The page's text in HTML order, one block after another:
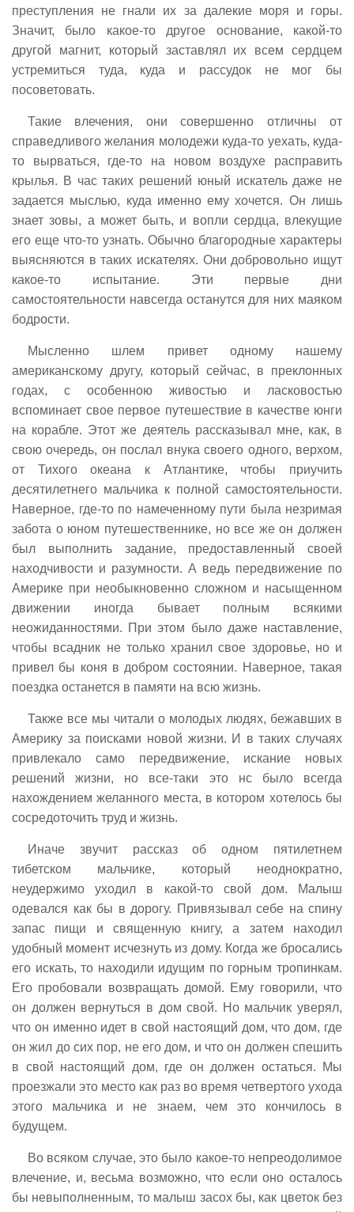
преступления не гнали их за далекие моря и горы.
Значит, было какое-то другое основание, какой-то
другой магнит, который заставлял их всем сердцем
устремиться туда, куда и рассудок не мог бы
посоветовать.
Такие влечения, они совершенно отличны от
справедливого желания молодежи куда-то уехать, куда-
то вырваться, где-то на новом воздухе расправить
крылья. В час таких решений юный искатель даже не
задается мыслью, куда именно ему хочется. Он лишь
знает зовы, а может быть, и вопли сердца, влекущие
его еще что-то узнать. Обычно благородные характеры
выясняются в таких искателях. Они добровольно ищут
какое-то испытание. Эти первые дни
самостоятельности навсегда останутся для них маяком
бодрости.
Мысленно шлем привет одному нашему
американскому другу, который сейчас, в преклонных
годах, с особенною живостью и ласковостью
вспоминает свое первое путешествие в качестве юнги
на корабле. Этот же деятель рассказывал мне, как, в
свою очередь, он послал внука своего одного, верхом,
от Тихого океана к Атлантике, чтобы приучить
десятилетнего мальчика к полной самостоятельности.
Наверное, где-то по намеченному пути была незримая
забота о юном путешественнике, но все же он должен
был выполнить задание, предоставленный своей
находчивости и разумности. А ведь передвижение по
Америке при необыкновенно сложном и насыщенном
движении иногда бывает полным всякими
неожиданностями. При этом было даже наставление,
чтобы всадник не только хранил свое здоровье, но и
привел бы коня в добром состоянии. Наверное, такая
поездка останется в памяти на всю жизнь.
Также все мы читали о молодых людях, бежавших в
Америку за поисками новой жизни. И в таких случаях
привлекало само передвижение, искание новых
решений жизни, но все-таки это нс было всегда
нахождением желанного места, в котором хотелось бы
сосредоточить труд и жизнь.
Иначе звучит рассказ об одном пятилетнем
тибетском мальчике, который неоднократно,
неудержимо уходил в какой-то свой дом. Малыш
одевался как бы в дорогу. Привязывал себе на спину
запас пищи и священную книгу, а затем находил
удобный момент исчезнуть из дому. Когда же бросались
его искать, то находили идущим по горным тропинкам.
Его пробовали возвращать домой. Ему говорили, что
он должен вернуться в дом свой. Но мальчик уверял,
что он именно идет в свой настоящий дом, что дом, где
он жил до сих пор, не его дом, и что он должен спешить
в свой настоящий дом, где он должен остаться. Мы
проезжали это место как раз во время четвертого ухода
этого мальчика и не знаем, чем это кончилось в
будущем.
Во всяком случае, это было какое-то непреодолимое
влечение, и, весьма возможно, что если оно осталось
бы невыполненным, то малыш засох бы, как цветок без